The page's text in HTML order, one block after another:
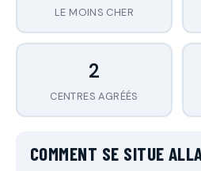
LE MOINS CHER
2
CENTRES AGRÉÉS
COMMENT SE SITUE